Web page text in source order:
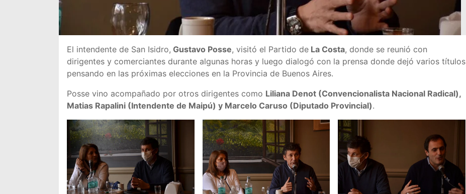
El intendente de San Isidro, Gustavo Posse, visitó el Partido de La Costa, donde se reunió con
dirigentes y comerciantes durante algunas horas y luego dialogó con la prensa donde dejó varios títulos
pensando en las próximas elecciones en la Provincia de Buenos Aires.
Posse vino acompañado por otros dirigentes como Liliana Denot (Convencionalista Nacional Radical),
Matias Rapalini (Intendente de Maipú) y Marcelo Caruso (Diputado Provincial).